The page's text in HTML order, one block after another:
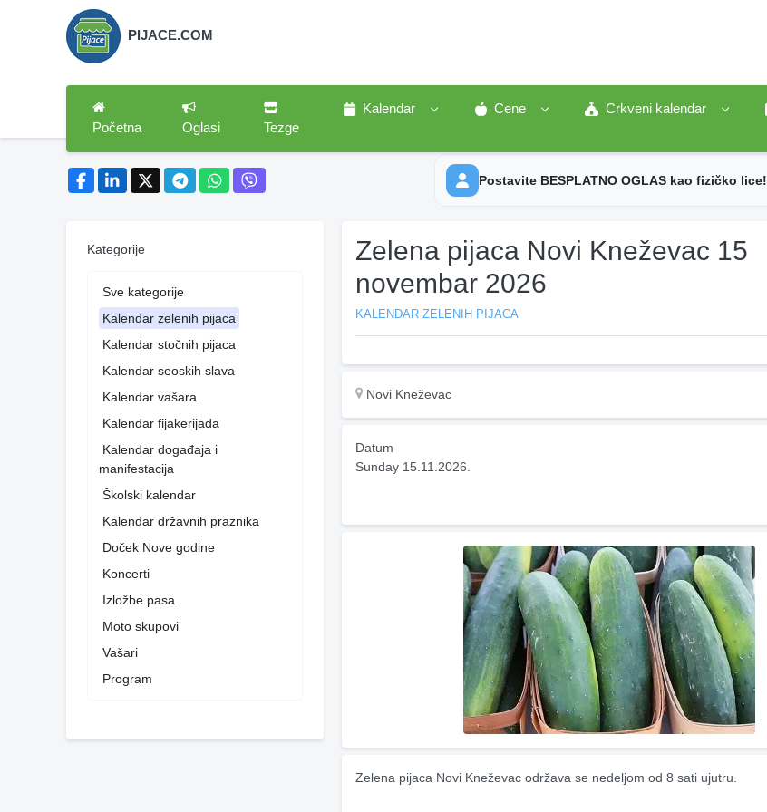
PIJACE.COM
Početna Oglasi Tezge
Kalendar Cene Crkveni kalendar
Postavite BESPLATNO OGLAS kao fizičko lice!
Kategorije
Sve kategorije
Kalendar zelenih pijaca
Kalendar stočnih pijaca
Kalendar seoskih slava
Kalendar vašara
Kalendar fijakerijada
Kalendar događaja i
manifestacija
Školski kalendar
Kalendar državnih praznika
Doček Nove godine
Koncerti
Izložbe pasa
Moto skupovi
Vašari
Program
Zelena pijaca Novi Kneževac 15
novembar 2026
KALENDAR ZELENIH PIJACA
Novi Kneževac
Datum
Sunday 15.11.2026.
Zelena pijaca Novi Kneževac održava se nedeljom od 8 sati ujutru.